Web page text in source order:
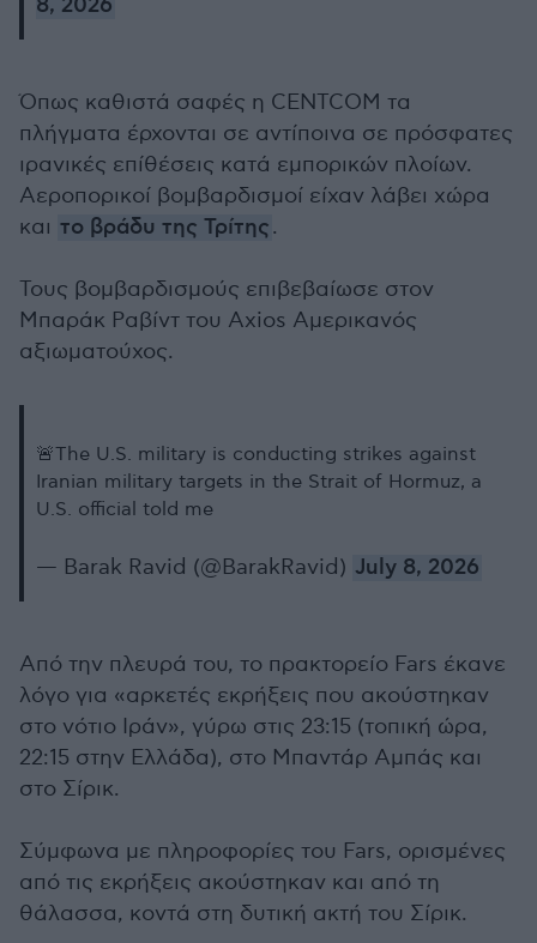
8, 2026
Όπως καθιστά σαφές η CENTCOM τα
πλήγματα έρχονται σε αντίποινα σε πρόσφατες
ιρανικές επίθέσεις κατά εμπορικών πλοίων.
Αεροπορικοί βομβαρδισμοί είχαν λάβει χώρα
και το βράδυ της Τρίτης.
Τους βομβαρδισμούς επιβεβαίωσε στον
Μπαράκ Ραβίντ του Axios Αμερικανός
αξιωματούχος.
🚨The U.S. military is conducting strikes against
Iranian military targets in the Strait of Hormuz, a
U.S. official told me
— Barak Ravid (@BarakRavid) July 8, 2026
Από την πλευρά του, το πρακτορείο Fars έκανε
λόγο για «αρκετές εκρήξεις που ακούστηκαν
στο νότιο Ιράν», γύρω στις 23:15 (τοπική ώρα,
22:15 στην Ελλάδα), στο Μπαντάρ Αμπάς και
στο Σίρικ.
Σύμφωνα με πληροφορίες του Fars, ορισμένες
από τις εκρήξεις ακούστηκαν και από τη
θάλασσα, κοντά στη δυτική ακτή του Σίρικ.